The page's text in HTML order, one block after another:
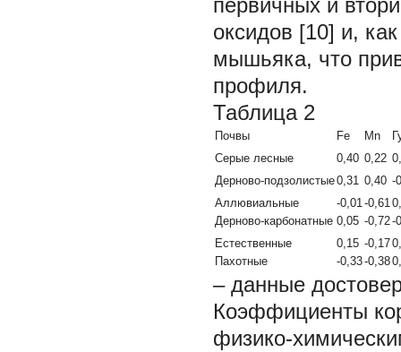
первичных и
оксидов [10] и,
мышьяка, что
профиля.
Таблица 2
Почвы Fe Mn
Серые лесные
0,40 0,22
Дерново-подзолистые0,31 0,40 -
Аллювиальные
-0,01-0,61
Дерново-карбонатные 0,05 -0,72-
Естественные
0,15 -0,17
Пахотные
-0,33-0,38
– данные
Коэффициенты
физико-